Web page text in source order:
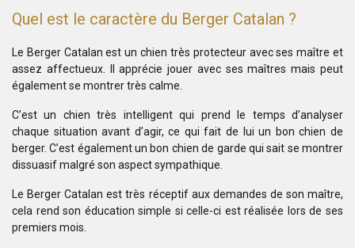
Quel est le caractère du Berger Catalan ?
Le Berger Catalan est un chien très protecteur avec ses maître et
assez affectueux. Il apprécie jouer avec ses maîtres mais peut
également se montrer très calme.
C’est un chien très intelligent qui prend le temps d’analyser
chaque situation avant d’agir, ce qui fait de lui un bon chien de
berger. C’est également un bon chien de garde qui sait se montrer
dissuasif malgré son aspect sympathique.
Le Berger Catalan est très réceptif aux demandes de son maître,
cela rend son éducation simple si celle-ci est réalisée lors de ses
premiers mois.